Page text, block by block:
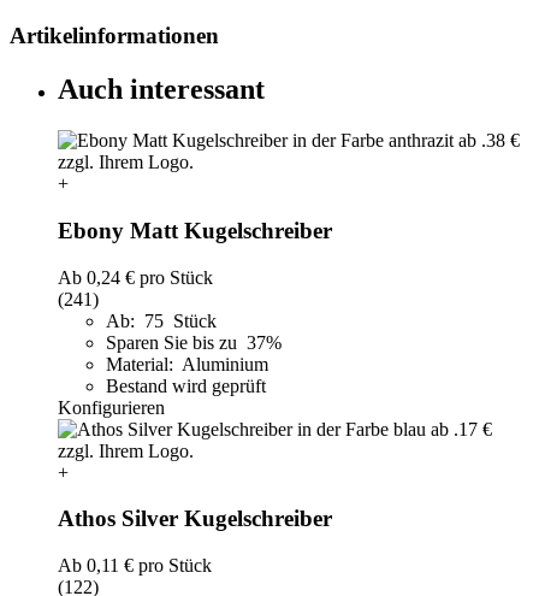
Artikelinformationen
Auch interessant
+
Ebony Matt Kugelschreiber
Ab 0,24 € pro Stück
(241)
Ab: 75 Stück
Sparen Sie bis zu 37%
Material: Aluminium
Bestand wird geprüft
Konfigurieren
+
Athos Silver Kugelschreiber
Ab 0,11 € pro Stück
(122)